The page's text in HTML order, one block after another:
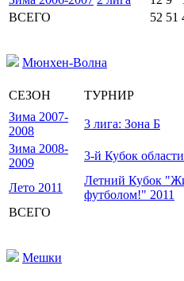
ВСЕГО
52 51
Мюнхен-Волна
СЕЗОН ТУРНИР
Зима 2007-
2008
3 лига: Зона Б
Зима 2008-
2009
3-й Кубок
Лето 2011
Летний Кубок
футболом!" 2011
ВСЕГО
Мешки